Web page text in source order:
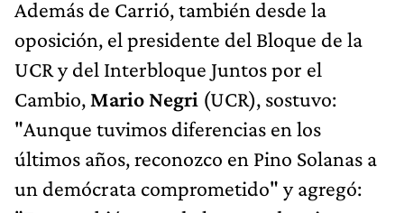
Además de Carrió, también desde la
oposición, el presidente del Bloque de la
UCR y del Interbloque Juntos por el
Cambio, Mario Negri (UCR), sostuvo:
"Aunque tuvimos diferencias en los
últimos años, reconozco en Pino Solanas a
un demócrata comprometido" y agregó: